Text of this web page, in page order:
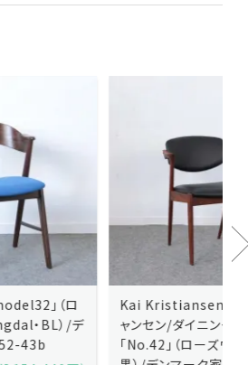
Kai Kristiansenカイ・クリスチ
ャンセン/ダイニングチェアー
「No.42」（ローズウッド・レザー